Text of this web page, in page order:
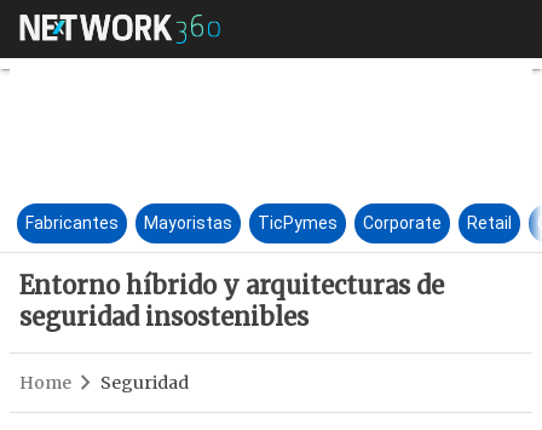
Entorno híbrido y
Fabricantes Mayoristas TicPymes Corporate Retail
Entorno híbrido y arquitecturas de
seguridad insostenibles
Home Seguridad